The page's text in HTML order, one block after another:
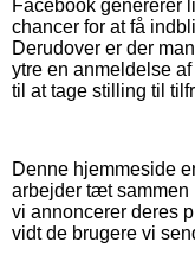
Facebook genererer
chancer for at få
Derudover er der
ytre en anmeldelse
til at tage stilling til
Denne hjemmeside
arbejder tæt sammen
vi annoncerer deres
vidt de brugere vi